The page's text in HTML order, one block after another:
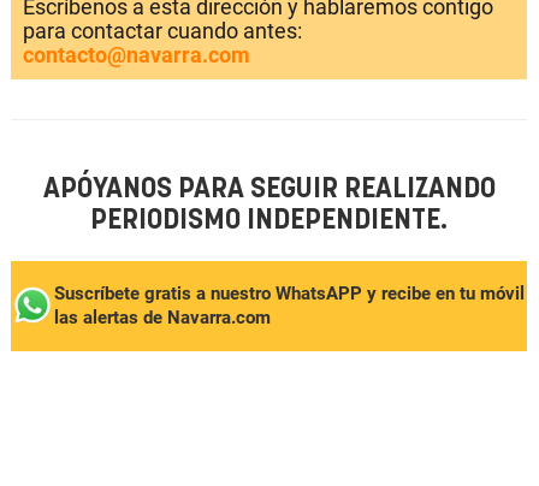
Escríbenos a esta dirección y hablaremos contigo
para contactar cuando antes:
contacto@navarra.com
APÓYANOS PARA SEGUIR REALIZANDO
PERIODISMO INDEPENDIENTE.
Suscríbete gratis a nuestro WhatsAPP y recibe en tu móvil
las alertas de Navarra.com